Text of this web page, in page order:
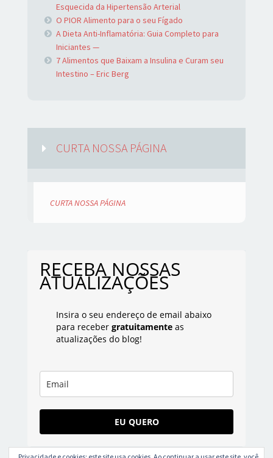
Esquecida da Hipertensão Arterial
O PIOR Alimento para o seu Fígado
A Dieta Anti-Inflamatória: Guia Completo para
Iniciantes —
7 Alimentos que Baixam a Insulina e Curam seu
Intestino – Eric Berg
CURTA NOSSA PÁGINA
CURTA NOSSA PÁGINA
RECEBA NOSSAS
ATUALIZAÇÕES
Insira o seu endereço de email abaixo
para receber gratuitamenteas
atualizações do blog!
EU QUERO